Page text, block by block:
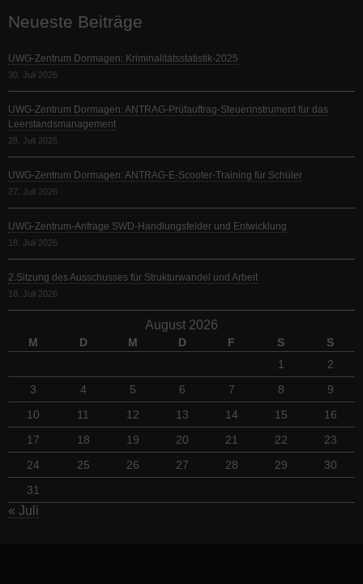
Neueste Beiträge
UWG-Zentrum Dormagen: Kriminalitätsstatistik-2025
30. Juli 2026
UWG-Zentrum Dormagen: ANTRAG-Prüfauftrag-Steuerinstrument für das
Leerstandsmanagement
28. Juli 2026
UWG-Zentrum Dormagen: ANTRAG-E-Scooter-Training für Schüler
27. Juli 2026
UWG-Zentrum-Anfrage SWD-Handlungsfelder und Entwicklung
18. Juli 2026
2.Sitzung des Ausschusses für Strukturwandel und Arbeit
18. Juli 2026
August 2026
M D M D F S
S
1
2
3
4 5 6 7 8
9
10
11 12 13 14 15
16
17
18 19 20 21 22
23
24
25 26 27 28 29
30
31
« Juli